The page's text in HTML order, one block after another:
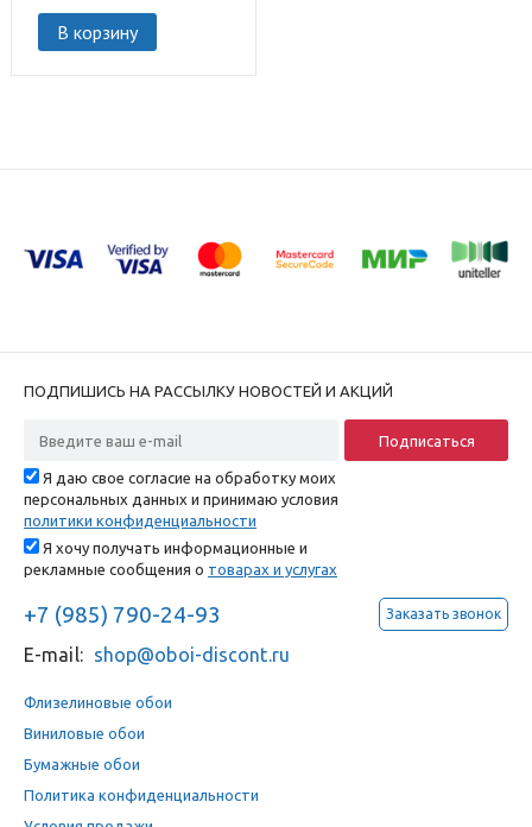
В корзину
ПОДПИШИСЬ НА РАССЫЛКУ НОВОСТЕЙ И АКЦИЙ
Я даю свое согласие на обработку моих
персональных данных и принимаю условия
политики конфиденциальности
Я хочу получать информационные и
рекламные сообщения о товарах и услугах
+7 (985) 790-24-93 Заказать звонок
E-mail: shop@oboi-discont.ru
Флизелиновые обои
Виниловые обои
Бумажные обои
Политика конфиденциальности